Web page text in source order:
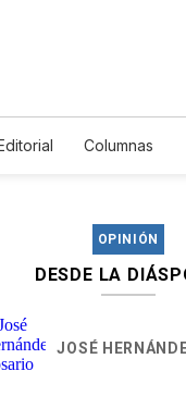
Columnas
OPINIÓN
DESDE LA
JOSÉ